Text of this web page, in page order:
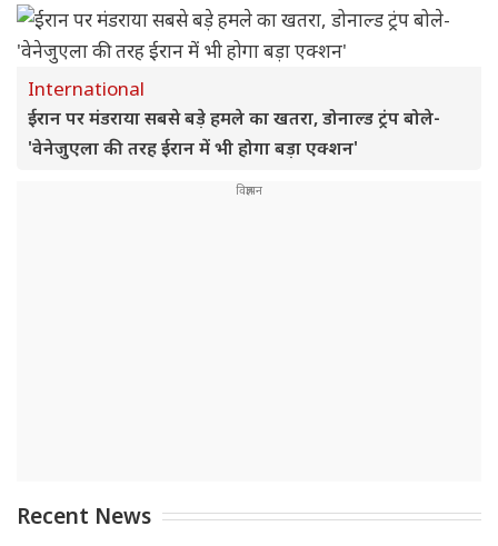
International
ईरान पर मंडराया सबसे बड़े हमले का खतरा, डोनाल्ड ट्रंप बोले-
'वेनेजुएला की तरह ईरान में भी होगा बड़ा एक्शन'
Recent News